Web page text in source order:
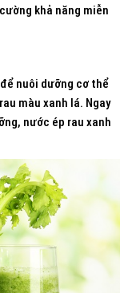
khả năng miễn
nuôi dưỡng cơ thể
màu xanh lá. Ngay
nước ép rau xanh